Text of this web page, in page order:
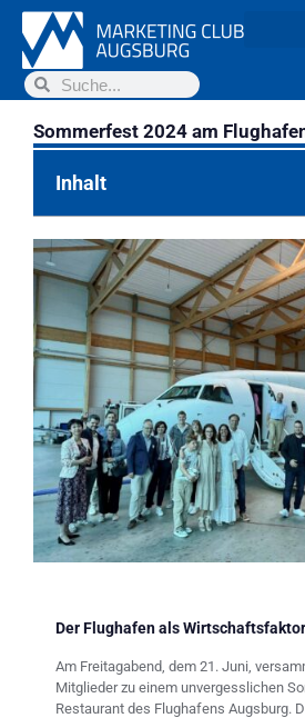
Sommerfest 2024 am
Inhalt
Der Flughafen als Wirtschaftsfaktor
Am Freitagabend, dem 21. Juni,
Mitglieder zu einem unvergesslichen
Restaurant des Flughafens Augsburg.